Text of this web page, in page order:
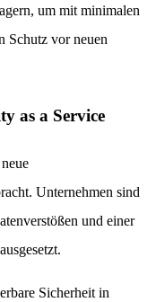
um mit minimalen
Schutz vor neuen
as a Service
Unternehmen sind
und einer
Sicherheit in